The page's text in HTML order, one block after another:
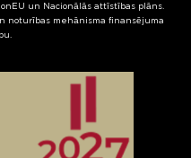
un Nacionālās attīstības plāns.
noturības mehānisma finansējuma